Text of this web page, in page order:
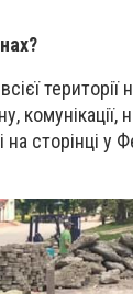
території
комунікації,
сторінці у